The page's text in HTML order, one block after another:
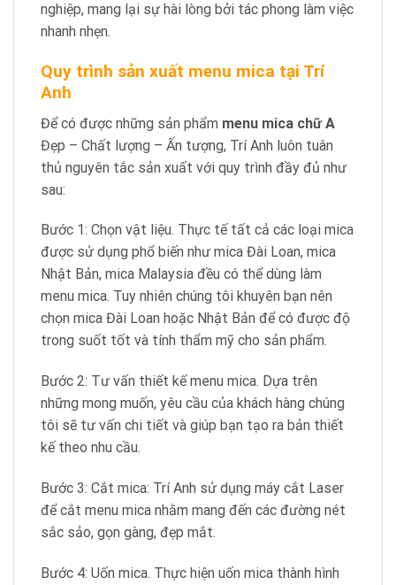
nghiệp, mang lại sự hài lòng bởi tác phong làm việc
nhanh nhẹn.
Quy trình sản xuất menu mica tại Trí
Anh
Để có được những sản phẩm menu mica chữ A
Đẹp – Chất lượng – Ấn tượng, Trí Anh luôn tuân
thủ nguyên tắc sản xuất với quy trình đầy đủ như
sau:
Bước 1: Chọn vật liệu. Thực tế tất cả các loại mica
được sử dụng phổ biến như mica Đài Loan, mica
Nhật Bản, mica Malaysia đều có thể dùng làm
menu mica. Tuy nhiên chúng tôi khuyên bạn nên
chọn mica Đài Loan hoặc Nhật Bản để có được độ
trong suốt tốt và tính thẩm mỹ cho sản phẩm.
Bước 2: Tư vấn thiết kế menu mica. Dựa trên
những mong muốn, yêu cầu của khách hàng chúng
tôi sẽ tư vấn chi tiết và giúp bạn tạo ra bản thiết
kế theo nhu cầu.
Bước 3: Cắt mica: Trí Anh sử dụng máy cắt Laser
để cắt menu mica nhằm mang đến các đường nét
sắc sảo, gọn gàng, đẹp mắt.
Bước 4: Uốn mica. Thực hiện uốn mica thành hình